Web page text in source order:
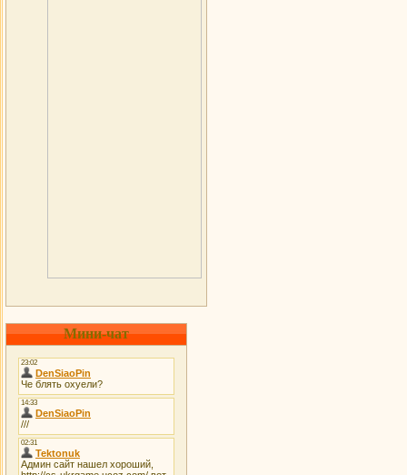
Мини-чат